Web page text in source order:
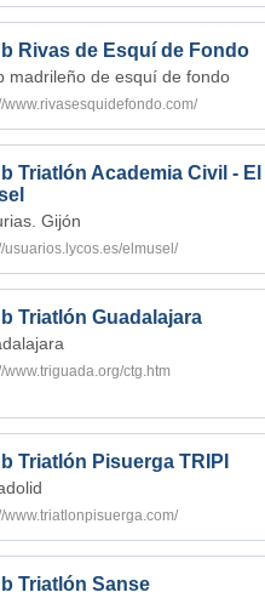
Rivas de Esquí de Fondo
madrileño de esquí de fondo
www.rivasesquidefondo.com/
Triatlón Academia Civil - El
Gijón
usuarios.lycos.es/elmusel/
Triatlón Guadalajara
www.triguada.org/ctg.htm
Triatlón Pisuerga TRIPI
www.triatlonpisuerga.com/
Triatlón Sanse